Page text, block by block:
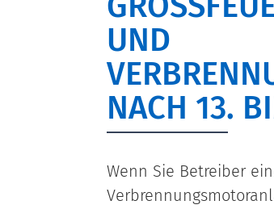
ND V
ACH 13.
Wenn Sie Betreiber